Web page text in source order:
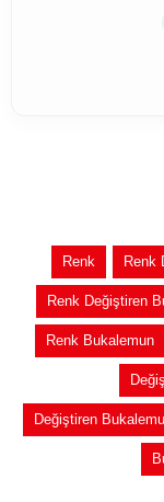
Renk Renk
Renk Değiştiren
Renk Bukalemun
Değiştiren